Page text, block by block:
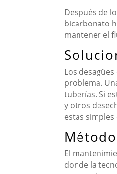
Después de
bicarbonato
mantener el
Los
problema.
tuberías. Si
y otros
estas
El
donde la